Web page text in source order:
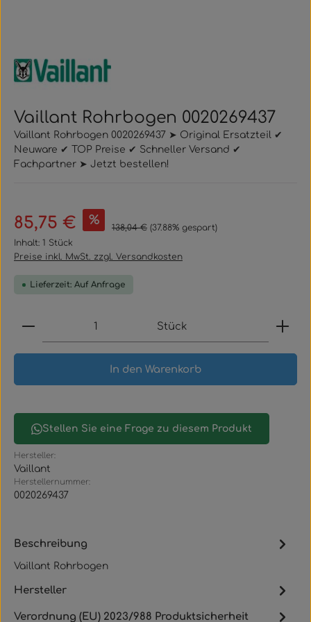
Vaillant Rohrbogen 0020269437
Vaillant Rohrbogen 0020269437 ➤ Original Ersatzteil ✔
Neuware ✔ TOP Preise ✔ Schneller Versand ✔
Fachpartner ➤ Jetzt bestellen!
Verkaufspreis:
85,75 € % Regulärer Preis:
138,04 € (37.88% gespart)
Inhalt: 1 Stück
Preise inkl. MwSt. zzgl. Versandkosten
Lieferzeit: Auf Anfrage
Produkt Anzahl: Gib den gewünschten Wert
Stück
In den Warenkorb
Stellen Sie eine Frage zu diesem Produkt
Hersteller:
Vaillant
Herstellernummer:
0020269437
Beschreibung
Vaillant Rohrbogen
Hersteller
Verordnung (EU) 2023/988 Produktsicherheit